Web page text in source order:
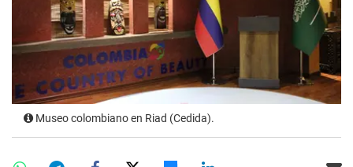
Museo colombiano en Riad (Cedida).